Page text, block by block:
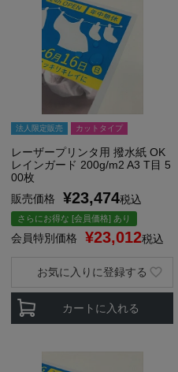
法人限定販売 カットタイプ
レーザープリンタ用 撥水紙 OK
レインガード 200g/m2 A3 T目 5
00枚
販売価格
¥23,474税込
さらにお得な [会員価格] あり
会員特別価格 ¥23,012税込
カートに入れる
お気に入りに登録する